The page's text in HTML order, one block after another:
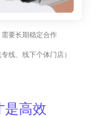
要长期稳定合作
线、线下个体门店）
是高效